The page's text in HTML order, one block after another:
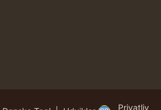
Privatliv